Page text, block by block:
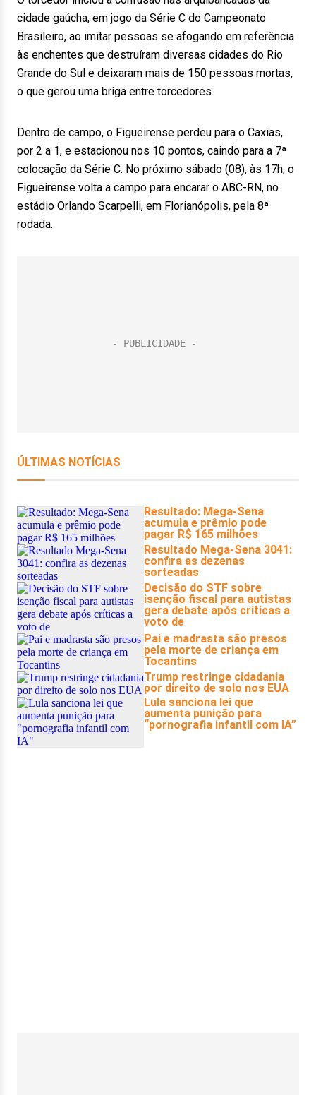
cidade gaúcha, em jogo da Série C do Campeonato
Brasileiro, ao imitar pessoas se afogando em referência
às enchentes que destruíram diversas cidades do Rio
Grande do Sul e deixaram mais de 150 pessoas mortas,
o que gerou uma briga entre torcedores.
Dentro de campo, o Figueirense perdeu para o Caxias,
por 2 a 1, e estacionou nos 10 pontos, caindo para a 7ª
colocação da Série C. No próximo sábado (08), às 17h, o
Figueirense volta a campo para encarar o ABC-RN, no
estádio Orlando Scarpelli, em Florianópolis, pela 8ª
rodada.